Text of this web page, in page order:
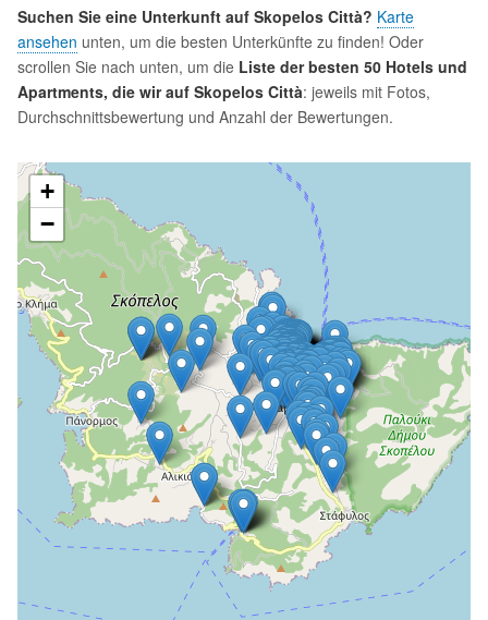
Suchen Sie eine Unterkunft auf Skopelos Città? Karte
ansehen unten, um die besten Unterkünfte zu finden! Oder
scrollen Sie nach unten, um die Liste der besten 50 Hotels und
Apartments, die wir auf Skopelos Città: jeweils mit Fotos,
Durchschnittsbewertung und Anzahl der Bewertungen.
+
−